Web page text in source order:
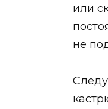
или
не